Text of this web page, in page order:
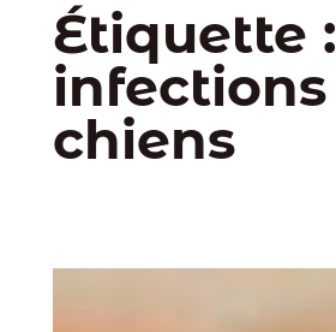
Étiquette :
infections
chiens